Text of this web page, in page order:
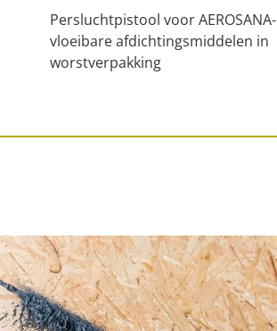
Persluchtpistool voor AEROSANA-
vloeibare afdichtingsmiddelen in
worstverpakking